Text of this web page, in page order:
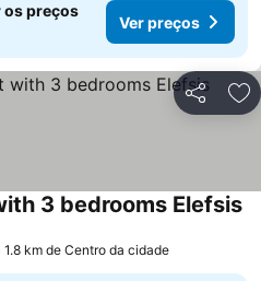
os preços
Ver preços
Partilhar
3 bedrooms Elefsis
1.8 km de Centro da cidade